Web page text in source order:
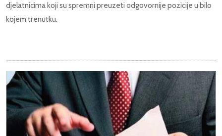
djelatnicima koji su spremni preuzeti odgovornije pozicije u bilo
kojem trenutku.